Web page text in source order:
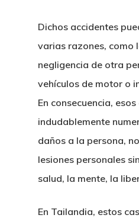
Dichos accidentes
varias razones, como
negligencia de otra
vehículos de motor o
En consecuencia,
indudablemente
daños a la persona,
lesiones personales
salud, la mente, la
En Tailandia, estos